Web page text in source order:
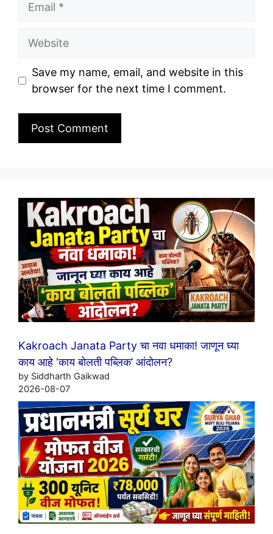
Website
Save my name, email, and website in this
browser for the next time I comment.
Kakroach Janata Party चा नवा धमाका! जाणून घ्या
काय आहे ‘काय बोलती पब्लिक’ आंदोलन?
by Siddharth Gaikwad
2026-08-07